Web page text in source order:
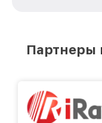
лучшим
Партнеры